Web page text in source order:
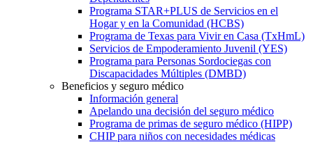
Programa STAR+PLUS de Servicios en el
Hogar y en la Comunidad (HCBS)
Programa de Texas para Vivir en Casa (TxHmL)
Servicios de Empoderamiento Juvenil (YES)
Programa para Personas Sordociegas con
Discapacidades Múltiples (DMBD)
Beneficios y seguro médico
Información general
Apelando una decisión del seguro médico
Programa de primas de seguro médico (HIPP)
CHIP para niños con necesidades médicas